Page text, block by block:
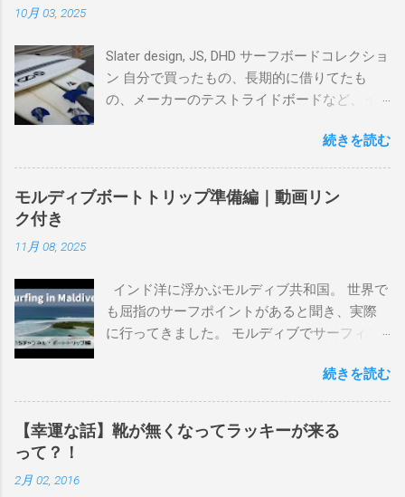
10月 03, 2025
Slater design, JS, DHD サーフボードコレクショ
ン 自分で買ったもの、長期的に借りてたも
の、メーカーのテストライドボードなど、イ
を書き残しているページです。 記録と残して
るので、過去のボードたちはもうすでに人に
譲って、手元に無いのがほとんどだけど。 色
んなサーフボードに乗って、サーフィンの世
ーメイドビーチ 最もロングライドしてきたポ
イント スナッパー、レインボーベイ、グリ
ーンマウント、クーリービーチ、キラ、レノ
狙っているポイント バーレー、キラ、レイ
ンボーベイ、クーリービーチ 絶対に入りたい
ポイント ベルズビーチ、グレートオーシャ
続きを読む
モルディブボートトリップ準備編｜動画リン
ク付き
11月 08, 2025
インド洋に浮かぶモルディブ共和国。 世界で
も屈指のサーフポイントがあると聞き、実際
に行ってきました。 モルディブでサーフィン
テルやリゾートに滞在して目の前のブレイク
を独占するスタイル。もうひとつが、複数の
ポイントを巡る「ボートトリップ」です。 今
回はそのボートトリップで、時間と空間の贅
続きを読む
【幸運な話】靴が無くなってラッキーが来る
って？！
2月 02, 2016